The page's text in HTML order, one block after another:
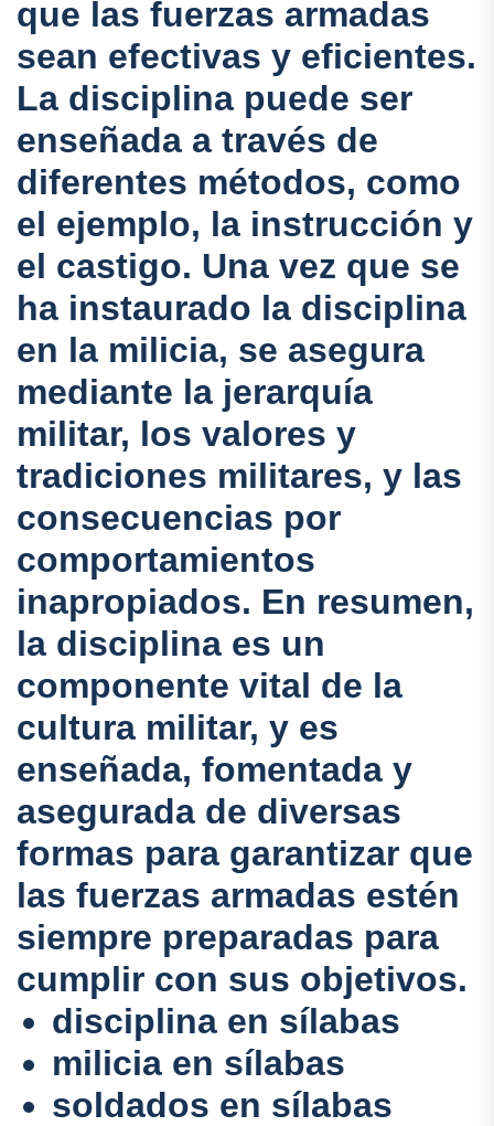
que las fuerzas armadas
sean efectivas y eficientes.
La disciplina puede ser
enseñada a través de
diferentes métodos, como
el ejemplo, la instrucción y
el castigo. Una vez que se
ha instaurado la disciplina
en la milicia, se asegura
mediante la jerarquía
militar, los valores y
tradiciones militares, y las
consecuencias por
comportamientos
inapropiados. En resumen,
la disciplina es un
componente vital de la
cultura militar, y es
enseñada, fomentada y
asegurada de diversas
formas para garantizar que
las fuerzas armadas estén
siempre preparadas para
cumplir con sus objetivos.
disciplina en sílabas
milicia en sílabas
soldados en sílabas